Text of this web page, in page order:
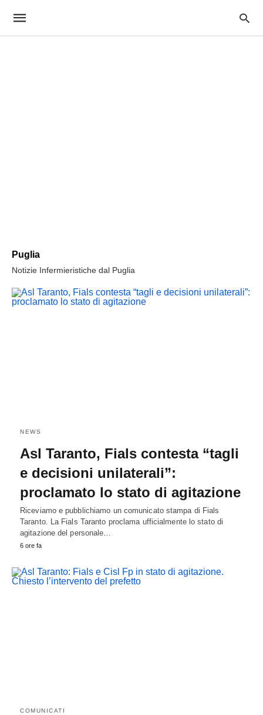
Puglia
Notizie Infermieristiche dal Puglia
NEWS
Asl Taranto, Fials contesta “tagli
e decisioni unilaterali”:
proclamato lo stato di agitazione
Riceviamo e pubblichiamo un comunicato stampa di Fials
Taranto. La Fials Taranto proclama ufficialmente lo stato di
agitazione del personale…
6 ore fa
COMUNICATI